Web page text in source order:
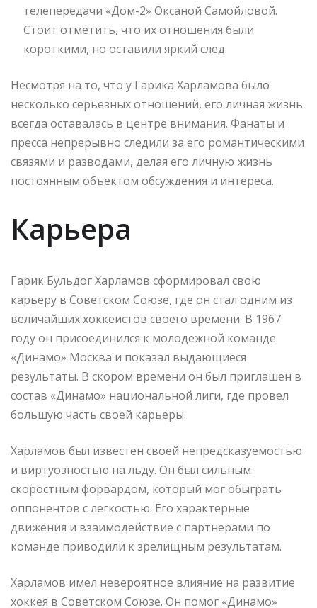
телепередачи «Дом-2» Оксаной Самойловой.
Стоит отметить, что их отношения были
короткими, но оставили яркий след.
Несмотря на то, что у Гарика Харламова было
несколько серьезных отношений, его личная жизнь
всегда оставалась в центре внимания. Фанаты и
пресса непрерывно следили за его романтическими
связями и разводами, делая его личную жизнь
постоянным объектом обсуждения и интереса.
Карьера
Гарик Бульдог Харламов сформировал свою
карьеру в Советском Союзе, где он стал одним из
величайших хоккеистов своего времени. В 1967
году он присоединился к молодежной команде
«Динамо» Москва и показал выдающиеся
результаты. В скором времени он был приглашен в
состав «Динамо» национальной лиги, где провел
большую часть своей карьеры.
Харламов был известен своей непредсказуемостью
и виртуозностью на льду. Он был сильным
скоростным форвардом, который мог обыграть
оппонентов с легкостью. Его характерные
движения и взаимодействие с партнерами по
команде приводили к зрелищным результатам.
Харламов имел невероятное влияние на развитие
хоккея в Советском Союзе. Он помог «Динамо»